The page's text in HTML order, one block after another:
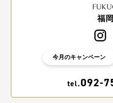
福
今月のキャンペーン
tel.092-